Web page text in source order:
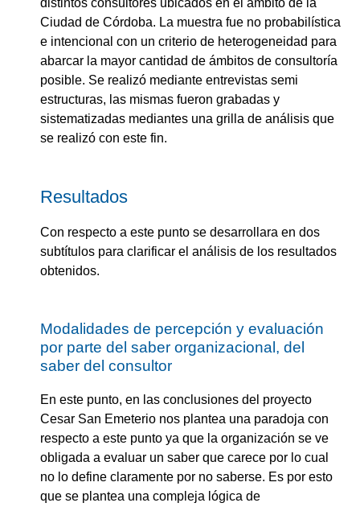
distintos consultores ubicados en el ámbito de la
Ciudad de Córdoba. La muestra fue no probabilística
e intencional con un criterio de heterogeneidad para
abarcar la mayor cantidad de ámbitos de consultoría
posible. Se realizó mediante entrevistas semi
estructuras, las mismas fueron grabadas y
sistematizadas mediantes una grilla de análisis que
se realizó con este fin.
Resultados
Con respecto a este punto se desarrollara en dos
subtítulos para clarificar el análisis de los resultados
obtenidos.
Modalidades de percepción y evaluación
por parte del saber organizacional, del
saber del consultor
En este punto, en las conclusiones del proyecto
Cesar San Emeterio nos plantea una paradoja con
respecto a este punto ya que la organización se ve
obligada a evaluar un saber que carece por lo cual
no lo define claramente por no saberse. Es por esto
que se plantea una compleja lógica de